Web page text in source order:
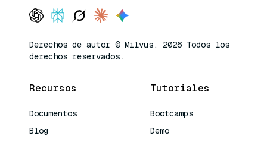
Derechos de autor © Milvus. 2026 Todos los
derechos reservados.
Recursos
Documentos
Blog
Tutoriales
Bootcamps
Demo